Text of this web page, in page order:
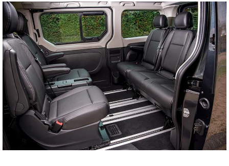
tani bus do Szczecina
Koszalina Bydgoszczy
Kołobrzegu Piły
Chojnic Tucholi
Więcborka Nakła nad
Notecią Białogardu
Gryfic Sępólna
Krajeńskiego
Człuchowa Szczecinka
Barwic Świdnicy
Trzcianki Złotowa
Czarnkowa Chodzieży